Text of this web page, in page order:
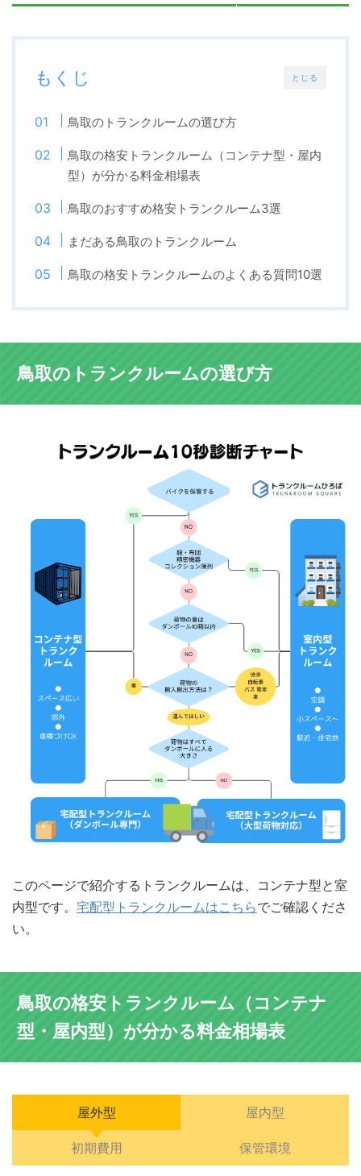
とじる
もくじ
鳥取のトランクルームの選び方
鳥取の格安トランクルーム（コンテナ型・屋内
型）が分かる料金相場表
鳥取のおすすめ格安トランクルーム3選
まだある鳥取のトランクルーム
鳥取の格安トランクルームのよくある質問10選
鳥取のトランクルームの選び方
このページで紹介するトランクルームは、コンテナ型と室
内型です。 宅配型トランクルームはこちらでご確認くださ
い。
鳥取の格安トランクルーム（コンテナ
型・屋内型）が分かる料金相場表
屋外型 屋内型
初期費用 保管環境